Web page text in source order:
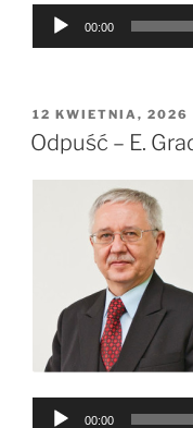
Odtwarzacz
00:00
OPUBLIKOWANE
W
12 KWIETNIA, 2026
Odpuść – E.
Odtwarzacz
00:00